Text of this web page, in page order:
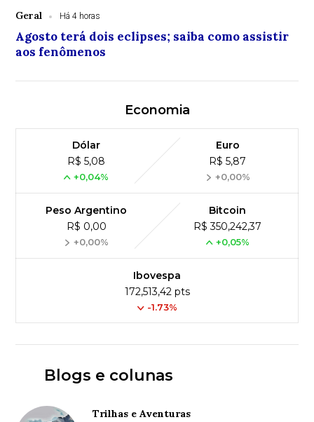
Geral Há 4 horas
Agosto terá dois eclipses; saiba como assistir
aos fenômenos
Economia
Dólar
R$ 5,08
+0,04%
Euro
R$ 5,87
+0,00%
Peso Argentino
R$ 0,00
+0,00%
Bitcoin
R$ 350,242,37
+0,05%
Ibovespa
172,513,42 pts
-1.73%
Blogs e colunas
Trilhas e Aventuras